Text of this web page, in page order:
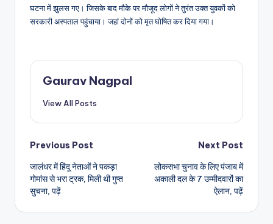
घटना में झुलस गए। जिसके बाद मौके पर मौजूद लोगों ने तुरंत उक्त युवकों को
सरकारी अस्पताल पहुंचाया। जहां दोनों को मृत घोषित कर दिया गया।
Gaurav Nagpal
View All Posts
Post
navigation
Previous Post
जालंधर में हिंदू नेताओं ने पकड़ा
गोमांस से भरा ट्रक, मिली थी गुप्त
सुचना, पढ़ें
Next Post
लोकसभा चुनाव के लिए पंजाब में
अकाली दल के 7 उम्मीदवारों का
ऐलान, पढ़ें